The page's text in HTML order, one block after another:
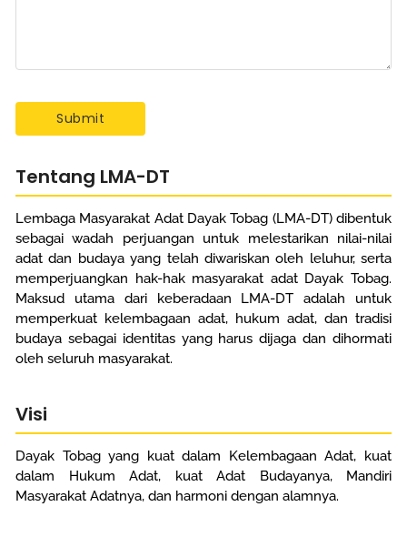
Tentang LMA-DT
Lembaga Masyarakat Adat Dayak Tobag (LMA-DT) dibentuk
sebagai wadah perjuangan untuk melestarikan nilai-nilai
adat dan budaya yang telah diwariskan oleh leluhur, serta
memperjuangkan hak-hak masyarakat adat Dayak Tobag.
Maksud utama dari keberadaan LMA-DT adalah untuk
memperkuat kelembagaan adat, hukum adat, dan tradisi
budaya sebagai identitas yang harus dijaga dan dihormati
oleh seluruh masyarakat.
Visi
Dayak Tobag yang kuat dalam Kelembagaan Adat, kuat
dalam Hukum Adat, kuat Adat Budayanya, Mandiri
Masyarakat Adatnya, dan harmoni dengan alamnya.